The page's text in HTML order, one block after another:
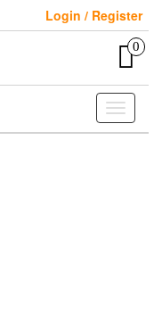
Login / Register
0
Toggle